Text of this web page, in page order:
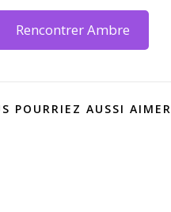
Rencontrer Ambre
POURRIEZ AUSSI AIMER